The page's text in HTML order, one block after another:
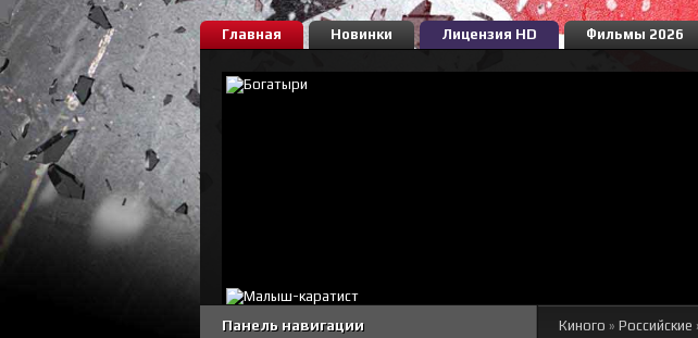
Главная Новинки Лицензия HD Фильмы 2026
Киного » Российские
Панель навигации